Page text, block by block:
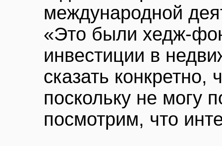
международной
«Это были хедж-
инвестиции в
сказать
поскольку не могу
посмотрим, что